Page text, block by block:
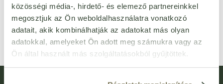
közösségi média-, hirdető- és elemező partnereinkkel
megosztjuk az Ön weboldalhasználatra vonatkozó
adatait, akik kombinálhatják az adatokat más olyan
adatokkal, amelyeket Ön adott meg számukra vagy az
Ön által használt más szolgáltatásokból gyűjtöttek.